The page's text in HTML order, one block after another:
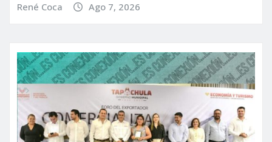
René Coca Ago 7, 2026